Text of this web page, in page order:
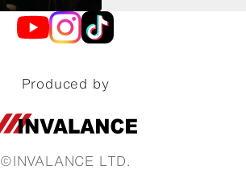
Produced by
©INVALANCE LTD.